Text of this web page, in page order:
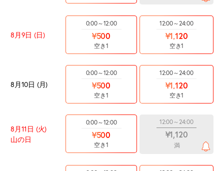
8月9日 (日)
0:00～12:00
¥500
空き1
12:00～24:00
¥1,120
空き1
8月10日 (月)
0:00～12:00
¥500
空き1
12:00～24:00
¥1,120
空き1
8月11日 (火)
山の日
0:00～12:00
¥500
空き1
12:00～24:00
¥1,120
満